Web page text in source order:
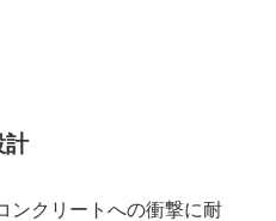
計
ンクリートへの衝撃に耐